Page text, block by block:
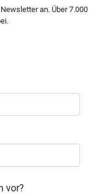
an. Über 7.000
vor?